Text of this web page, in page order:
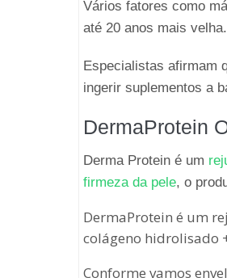
Vários fatores como
até 20 anos mais velha.
Especialistas afirmam
ingerir suplementos a
DermaProtein
Derma Protein é um
firmeza da pele, o
DermaProtein é um
colágeno hidrolisado
Conforme vamos